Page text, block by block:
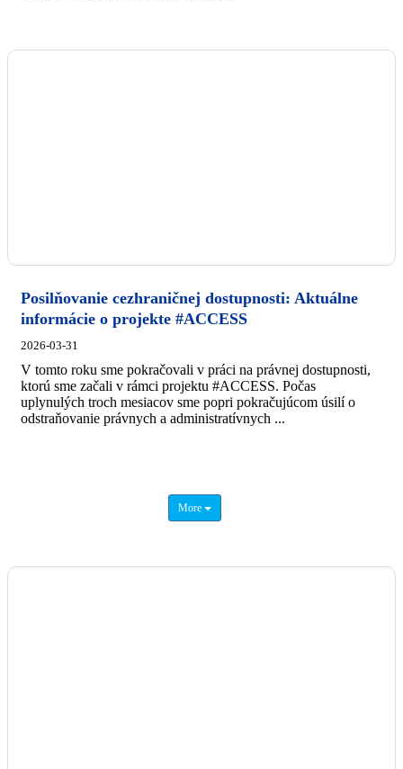
Posilňovanie cezhraničnej dostupnosti: Aktuálne
informácie o projekte #ACCESS
2026-03-31
V tomto roku sme pokračovali v práci na právnej dostupnosti,
ktorú sme začali v rámci projektu #ACCESS. Počas
uplynulých troch mesiacov sme popri pokračujúcom úsilí o
odstraňovanie právnych a administratívnych ...
More